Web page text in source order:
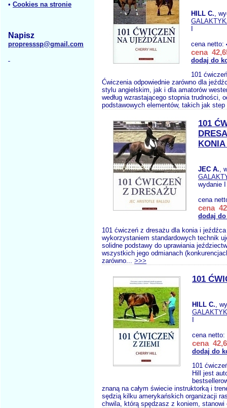
• Cookies na stronie
Napisz
propresssp@gmail.com
HILL C.,
cena netto:
cena
dodaj do
101
Ćwiczenia odpowiednie zarówno dla
stylu angielskim, jak i dla amatorów
według wzrastającego stopnia trudności,
podstawowych elementów, takich jak
101
JEC A.,
wydanie I
cena
cena
dodaj
101 ćwiczeń z dresażu dla konia i
wykorzystaniem standardowych technik
solidne podstawy do uprawiania
wszystkich jego odmianach
zarówno... >>>
101
HILL C.,
cena netto:
cena
dodaj do
101
Hill jest
znaną na całym świecie instruktorką i
sędzią kilku amerykańskich organizacji
chwila, którą spędzasz z koniem,